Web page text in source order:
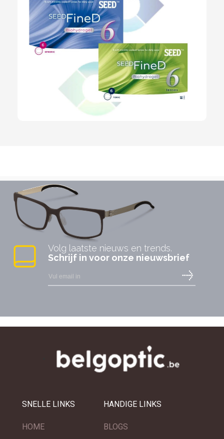
Volg laatste nieuws en trends.
Schrijf in voor onze nieuwsbrief
SNELLE LINKS
HOME
HANDIGE LINKS
BLOGS